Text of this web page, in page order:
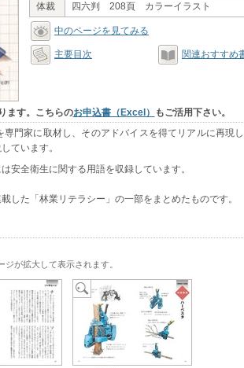
体裁
四六判 208頁 カラーイラスト
中のページを見てみる
主要目次 関連おすすめ
ます。こちらのお申込書（Excel）
もご活用下さい。
門家に取材し、そのアドバイスを得てリアルに再現
ています。
安全衛生に関する用語を収録しています。
した「林業リテラシー」の一部をまとめたものです。
が拡大して表示されます。